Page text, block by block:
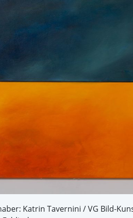
Katrin Tavernini / VG Bild-